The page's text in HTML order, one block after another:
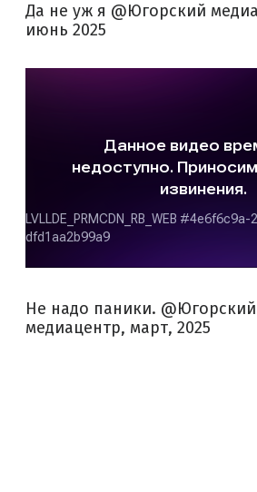
Да не уж я @Югорский
июнь 2025
Не надо паники. @Югорский
медиацентр, март, 2025